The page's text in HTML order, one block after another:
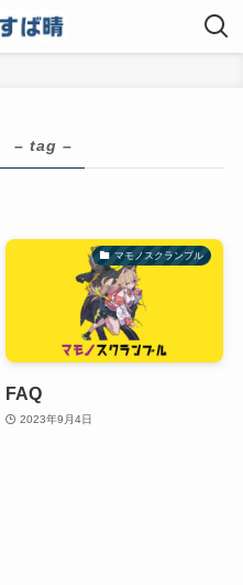
– tag –
マモノスクランブル
FAQ
2023年9月4日